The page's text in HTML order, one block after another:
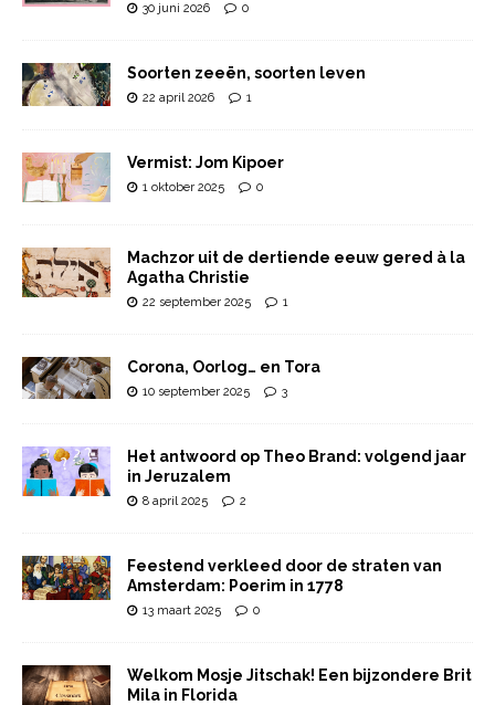
30 juni 2026 0
Soorten zeeën, soorten leven
22 april 2026 1
Vermist: Jom Kipoer
1 oktober 2025 0
Machzor uit de dertiende eeuw gered à la
Agatha Christie
22 september 2025 1
Corona, Oorlog… en Tora
10 september 2025 3
Het antwoord op Theo Brand: volgend jaar
in Jeruzalem
8 april 2025 2
Feestend verkleed door de straten van
Amsterdam: Poerim in 1778
13 maart 2025 0
Welkom Mosje Jitschak! Een bijzondere Brit
Mila in Florida